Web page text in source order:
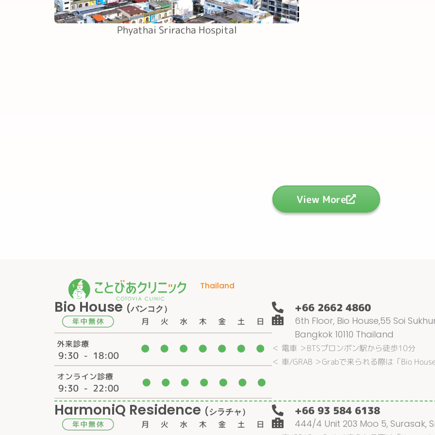
Phyathai Sriracha Hospital
View More
Thailand
Bio House (バンコク） +66 2662 4860
6th Floor, Bio House,55 Soi
Bangkok 10110 Thailand
＜ 電車 ＞BTSプロンポン駅から徒歩10分
＜ 車/GRAB ＞Grabで来られる際は「Bio
HarmoniQ Residence (シラチャ） +66 93 584 6138
444/4 Unit 203 Moo 5, Surasak,